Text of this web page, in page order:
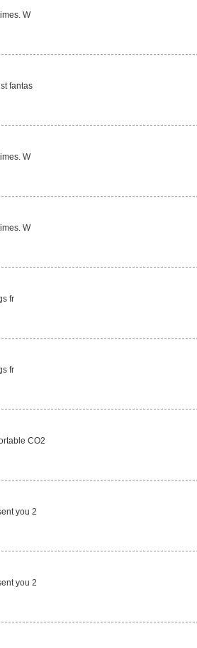
W
fantas
W
W
fr
fr
CO2
you 2
you 2